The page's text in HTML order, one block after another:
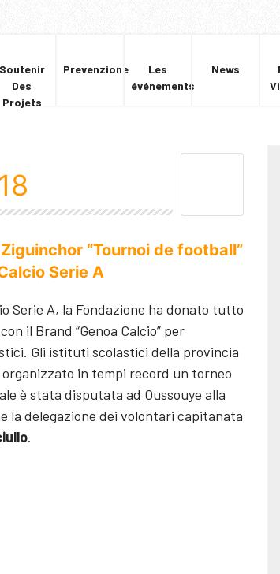
Soutenir
Des
Projets
Prevenzione
Les
événements
News
“Tournoi de football”
Serie A
Serie A, la Fondazione ha donato tutto
il Brand “Genoa Calcio” per
Gli istituti scolastici della provincia
in tempi record un torneo
è stata disputata ad Oussouye alla
la delegazione dei volontari capitanata
.